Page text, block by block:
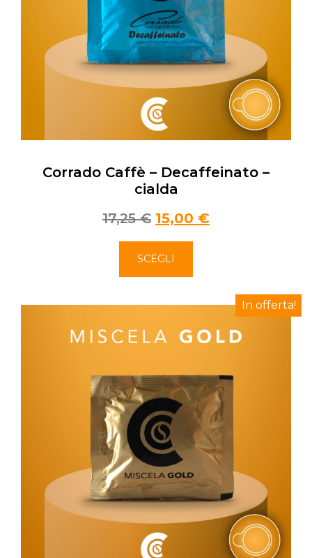
Corrado Caffè – Decaffeinato –
cialda
17,25€ 15,00 €
SCEGLI
In offerta!